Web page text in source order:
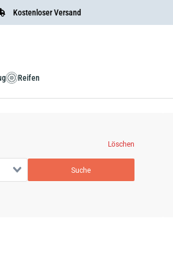
Kostenloser Versand
Reifen
Löschen
Suche